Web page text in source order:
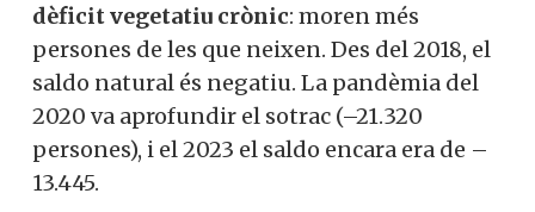
dèficit vegetatiu crònic: moren més
persones de les que neixen. Des del 2018, el
saldo natural és negatiu. La pandèmia del
2020 va aprofundir el sotrac (–21.320
persones), i el 2023 el saldo encara era de –
13.445.